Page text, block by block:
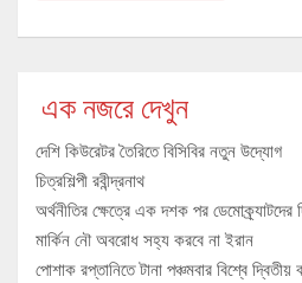
এক নজরে দেখুন
দেশি কিউরেটর তৈরিতে বিসিবির নতুন উদ্যোগ
চিত্রশিল্পী রবীন্দ্রনাথ
অর্থনীতির ক্ষেত্রে এক দশক পর ডেমোক্র্যাটদের
মার্কিন নৌ অবরোধ সহ্য করবে না ইরান
পোশাক রপ্তানিতে টানা পঞ্চমবার বিশ্বে দ্বিতীয়